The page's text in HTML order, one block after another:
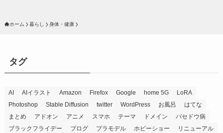
ホーム 暮らし 身体・健康
タグ
AI AIイラスト Amazon Firefox Google home 5G
LoRA
Photoshop
Stable Diffusion twitter WordPress お風呂
はてな
まとめ
アドオン アニメ スマホ テーマ ドメイン
バセドウ病
ブラックフライデー
ブログ プラモデル ホビーショー
リニューアル